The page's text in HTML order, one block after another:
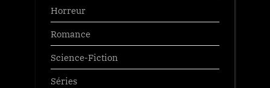
Horreur
Romance
Science-Fiction
Séries